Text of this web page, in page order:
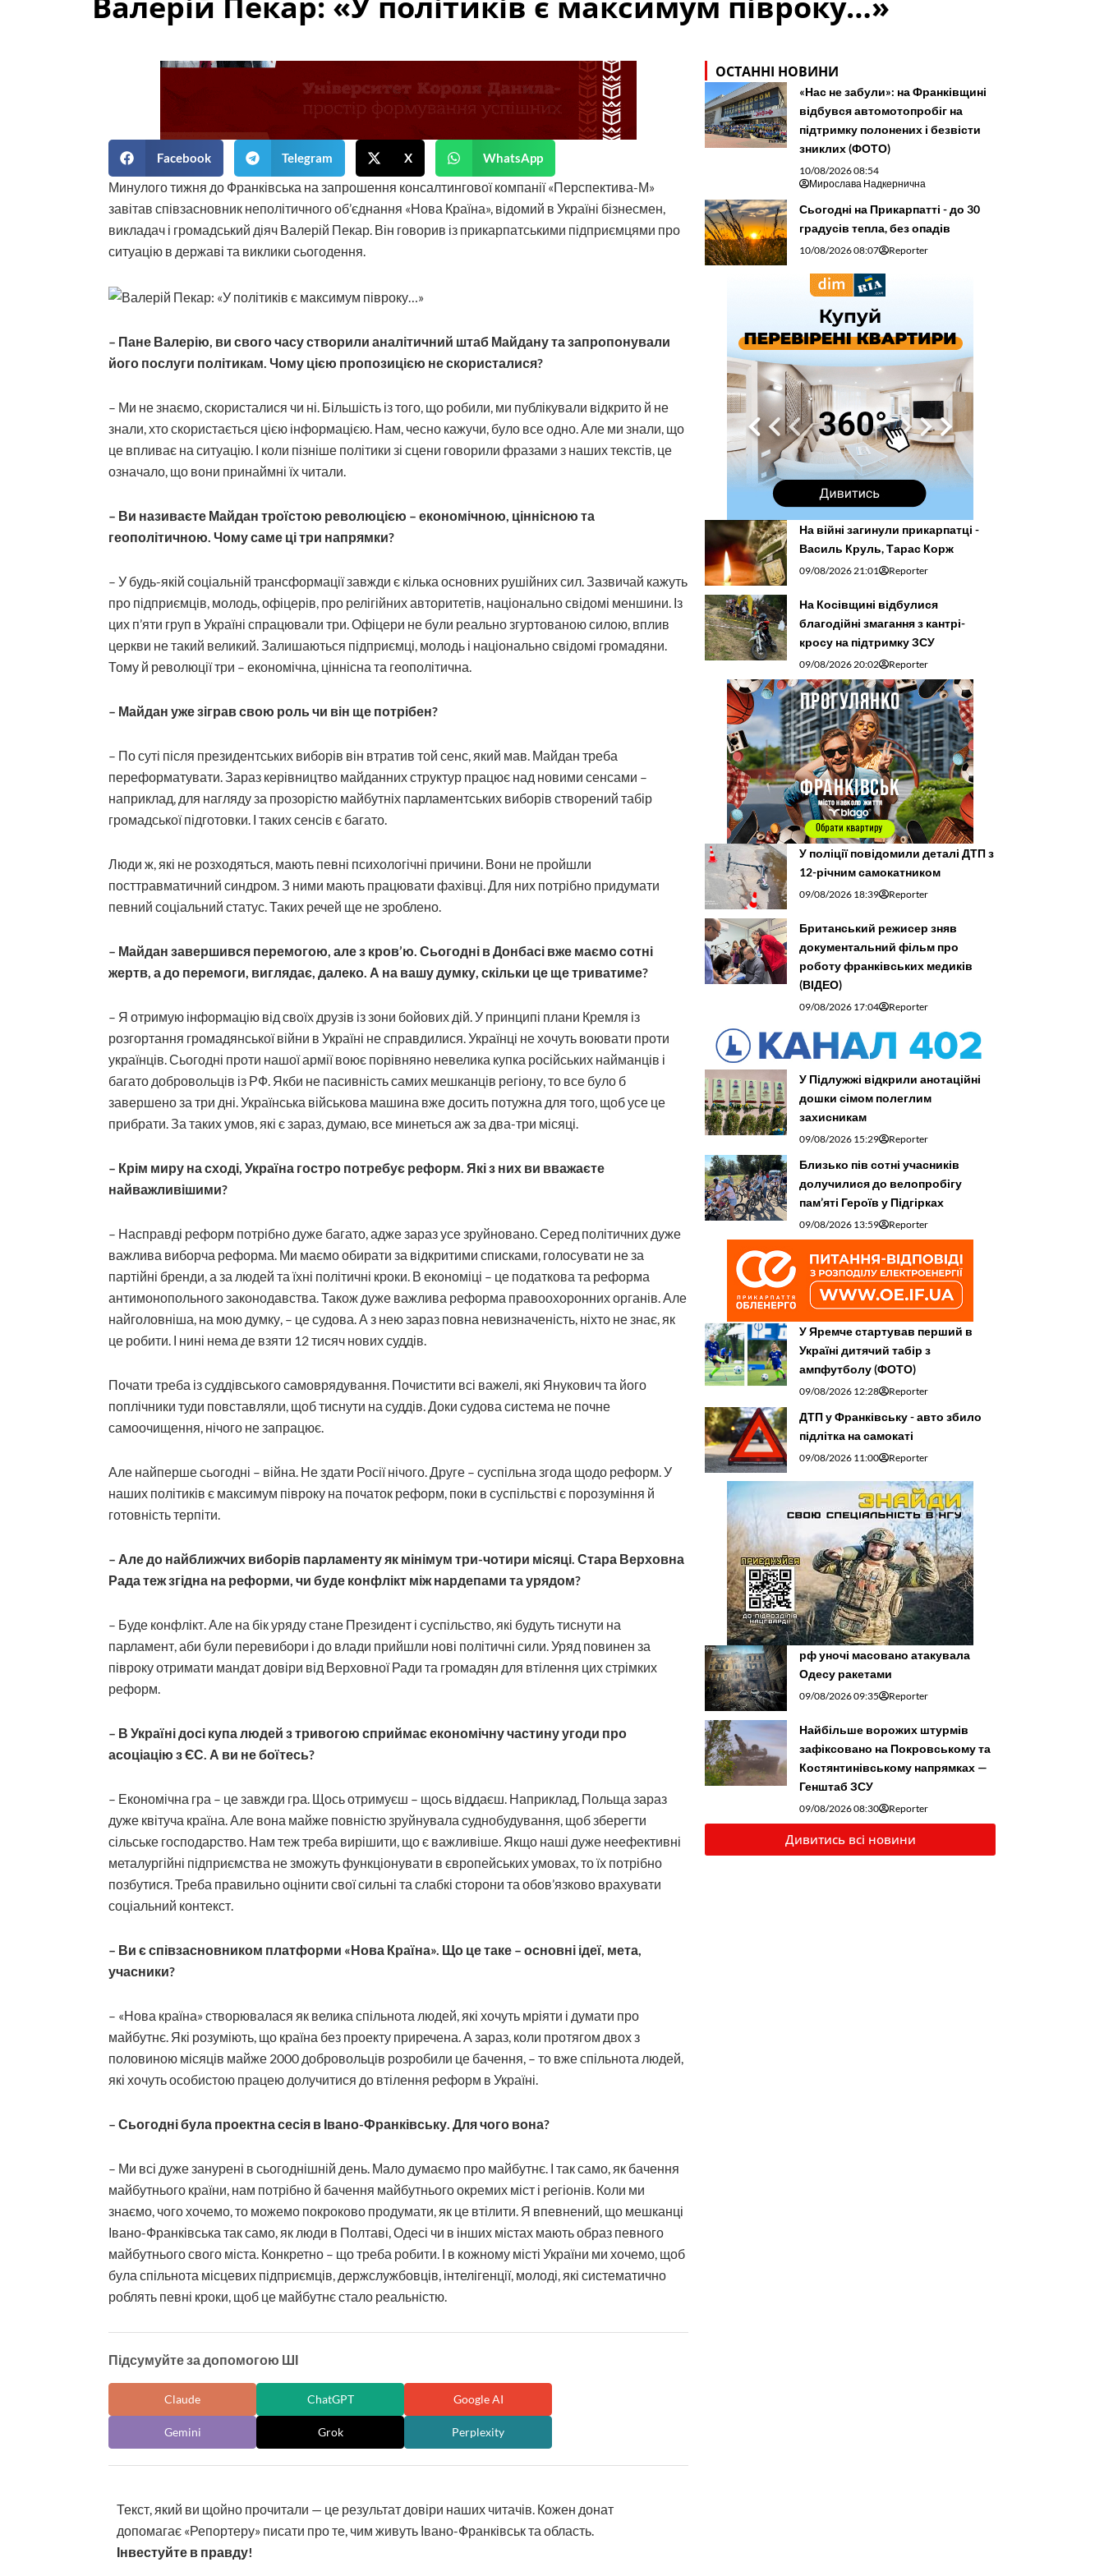
Facebook Telegram X WhatsApp
Минулого тижня до Франківська на запрошення консалтингової компанії «Перспектива-М»
завітав співзасновник неполітичного об’єднання «Нова Країна», відомий в Україні бізнесмен,
викладач і громадський діяч Валерій Пекар. Він говорив із прикарпатськими підприємцями про
ситуацію в державі та виклики сьогодення.
– Пане Валерію, ви свого часу створили аналітичний штаб Майдану та запропонували
його послуги політикам. Чому цією пропозицією не скористалися?
– Ми не знаємо, скористалися чи ні. Більшість із того, що робили, ми публікували відкрито й не
знали, хто скористається цією інформацією. Нам, чесно кажучи, було все одно. Але ми знали, що
це впливає на ситуацію. І коли пізніше політики зі сцени говорили фразами з наших текстів, це
означало, що вони принаймні їх читали.
– Ви називаєте Майдан троїстою революцією – економічною, ціннісною та
геополітичною. Чому саме ці три напрямки?
– У будь-якій соціальній трансформації завжди є кілька основних рушійних сил. Зазвичай кажуть
про підприємців, молодь, офіцерів, про релігійних авторитетів, національно свідомі меншини. Із
цих п’яти груп в Україні спрацювали три. Офіцери не були реально згуртованою силою, вплив
церкви не такий великий. Залишаються підприємці, молодь і національно свідомі громадяни.
Тому й революції три – економічна, ціннісна та геополітична.
– Майдан уже зіграв свою роль чи він ще потрібен?
– По суті після президентських виборів він втратив той сенс, який мав. Майдан треба
переформатувати. Зараз керівниц­тво майданних структур працює над новими сенсами –
наприклад, для нагляду за прозорістю майбутніх парламентських виборів створений табір
громадської підготовки. І таких сенсів є багато.
Люди ж, які не розходяться, мають певні психологічні причини. Вони не пройшли
посттравматичний синдром. З ними мають працювати фахівці. Для них пот­рібно придумати
певний соціальний статус. Таких речей ще не зроблено.
– Майдан завершився перемогою, але з кров’ю. Сьогодні в Донбасі вже маємо сотні
жертв, а до перемоги, виглядає, далеко. А на вашу думку, скільки це ще триватиме?
– Я отримую інформацію від своїх друзів із зони бойових дій. У принципі плани Кремля із
розгортання громадянської війни в Україні не справдилися. Українці не хочуть воювати проти
українців. Сьогодні проти нашої армії воює порівняно невелика купка російських найманців і
багато добровольців із РФ. Якби не пасивність самих мешканців регіону, то все було б
завершено за три дні. Українська військова машина вже досить потужна для того, щоб усе це
прибрати. За таких умов, які є зараз, думаю, все минеться аж за два-три місяці.
– Крім миру на сході, Україна гостро потребує реформ. Які з них ви вважаєте
найважливішими?
– Насправді реформ потрібно дуже багато, адже зараз усе зруйновано. Серед політичних дуже
важлива виборча реформа. Ми маємо обирати за відкритими списками, голосувати не за
партійні бренди, а за людей та їхні політичні кроки. В економіці – це податкова та реформа
антимонопольного законодавства. Також дуже важлива реформа правоохоронних органів. Але
найголовніша, на мою думку, – це судова. А з нею зараз повна невизначеність, ніхто не знає, як
це робити. І нині нема де взяти 12 тисяч нових суддів.
Почати треба із суддівського самоврядування. Почистити всі важелі, які Янукович та його
поплічники туди повставляли, щоб тиснути на суддів. Доки судова система не почне
самоочищення, нічого не запрацює.
Але найперше сьогодні – війна. Не здати Росії нічого. Друге – суспільна згода щодо реформ. У
наших політиків є максимум півроку на початок реформ, поки в суспільстві є порозуміння й
готовність терпіти.
– Але до найближчих виборів парламенту як мінімум три-чотири місяці. Стара Верховна
Рада теж згідна на реформи, чи буде конфлікт між нардепами та урядом?
– Буде конфлікт. Але на бік уряду стане Президент і суспільство, які будуть тиснути на
парламент, аби були перевибори і до влади прийшли нові політичні сили. Уряд повинен за
півроку отримати мандат довіри від Верховної Ради та громадян для втілення цих стрімких
реформ.
– В Україні досі купа людей з тривогою сприймає економічну частину угоди про
асоціацію з ЄС. А ви не боїтесь?
– Економічна гра – це завжди гра. Щось отримуєш – щось віддаєш. Наприклад, Польща зараз
дуже квітуча країна. Але вона майже повністю зруйнувала суднобудування, щоб зберегти
сільське господарство. Нам теж треба вирішити, що є важливіше. Якщо наші дуже неефективні
металургійні підприємства не зможуть функціонувати в європейських умовах, то їх потрібно
позбутися. Треба правильно оцінити свої сильні та слабкі сторони та обов’язково врахувати
соціальний контекст.
– Ви є співзасновником платформи «Нова Країна». Що це таке – основні ідеї, мета,
учасники?
– «Нова країна» створювалася як велика спільнота людей, які хочуть мріяти і думати про
майбутнє. Які розуміють, що країна без проекту приречена. А зараз, коли протягом двох з
половиною місяців майже 2000 добровольців розробили це бачення, – то вже спільнота людей,
які хочуть особистою працею долучитися до втілення реформ в Україні.
– Сьогодні була проектна сесія в Івано-Франківську. Для чого вона?
– Ми всі дуже занурені в сьогоднішній день. Мало думаємо про майбутнє. І так само, як бачення
майбутнього країни, нам потрібно й бачення майбутнього окремих міст і регіонів. Коли ми
знаємо, чого хочемо, то можемо покроково продумати, як це втілити. Я впевнений, що мешканці
Івано-Франківська так само, як люди в Полтаві, Одесі чи в інших містах мають образ певного
майбутнього свого міста. Конкретно – що треба робити. І в кожному місті України ми хочемо, щоб
була спільнота місцевих підприємців, держслужбовців, інтелігенції, молоді, які систематично
роблять певні кроки, щоб це майбутнє стало реальністю.
Підсумуйте за допомогою ШІ
Claude ChatGPT Google AI
Gemini Grok Perplexity
Текст, який ви щойно прочитали — це результат довіри наших читачів. Кожен донат
допомагає «Репортеру» писати про те, чим живуть Івано-Франківськ та область.
Інвестуйте в правду!
ОСТАННІ НОВИНИ
«Нас не забули»: на Франківщині
відбувся автомотопробіг на
підтримку полонених і безвісти
зниклих (ФОТО)
10/08/2026 08:54
Мирослава Надкернична
Сьогодні на Прикарпатті - до 30
градусів тепла, без опадів
10/08/2026 08:07 Reporter
На війні загинули прикарпатці -
Василь Круль, Тарас Корж
09/08/2026 21:01 Reporter
На Косівщині відбулися
благодійні змагання з кантрі-
кросу на підтримку ЗСУ
09/08/2026 20:02 Reporter
У поліції повідомили деталі ДТП з
12-річним самокатником
09/08/2026 18:39 Reporter
Британський режисер зняв
документальний фільм про
роботу франківських медиків
(ВІДЕО)
09/08/2026 17:04 Reporter
У Підлужжі відкрили анотаційні
дошки сімом полеглим
захисникам
09/08/2026 15:29 Reporter
Близько пів сотні учасників
долучилися до велопробігу
пам’яті Героїв у Підгірках
09/08/2026 13:59 Reporter
У Яремче стартував перший в
Україні дитячий табір з
ампфутболу (ФОТО)
09/08/2026 12:28 Reporter
ДТП у Франківську - авто збило
підлітка на самокаті
09/08/2026 11:00 Reporter
рф уночі масовано атакувала
Одесу ракетами
09/08/2026 09:35 Reporter
Найбільше ворожих штурмів
зафіксовано на Покровському та
Костянтинівському напрямках —
Генштаб ЗСУ
09/08/2026 08:30 Reporter
Дивитись всі новини